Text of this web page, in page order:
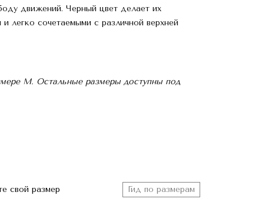
движений. Черный цвет делает их
и легко сочетаемыми с различной верхней
М. Остальные размеры доступны под
свой размер Гид по размерам